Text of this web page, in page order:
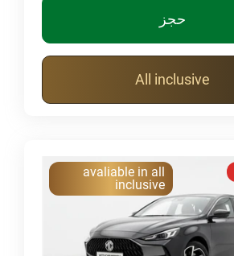
حجز
All inclusive
avaliable in all
inclusive